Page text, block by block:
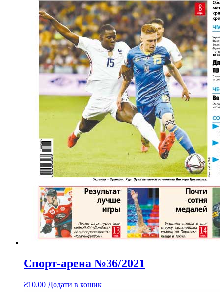
Спорт-арена №36/2021
₴10.00 Додати в кошик